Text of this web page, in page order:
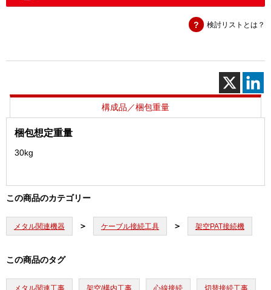
接
S
セ
ッ
個
検討リストとは？
構成品／梱包重量
梱包想定重量
30kg
この商品のカテゴリー
メタル関連機器 ケーブル接続工具 架空PAT接続機
この商品のタグ